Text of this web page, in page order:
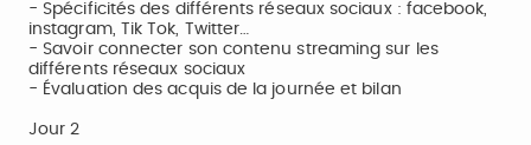
- Spécificités des différents réseaux sociaux : facebook,
instagram, Tik Tok, Twitter…
- Savoir connecter son contenu streaming sur les
différents réseaux sociaux
- Évaluation des acquis de la journée et bilan
Jour 2